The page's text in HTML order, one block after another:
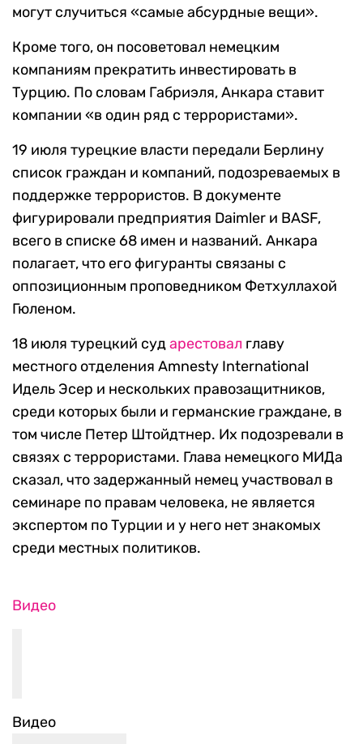
могут случиться «самые абсурдные вещи».
Кроме того, он посоветовал немецким
компаниям прекратить инвестировать в
Турцию. По словам Габриэля, Анкара ставит
компании «в один ряд с террористами».
19 июля турецкие власти передали Берлину
список граждан и компаний, подозреваемых в
поддержке террористов. В документе
фигурировали предприятия Daimler и BASF,
всего в списке 68 имен и названий. Анкара
полагает, что его фигуранты связаны с
оппозиционным проповедником Фетхуллахой
Гюленом.
18 июля турецкий сударестовал главу
местного отделения Amnesty International
Идель Эсер и нескольких правозащитников,
среди которых были и германские граждане, в
том числе Петер Штойдтнер. Их подозревали в
связях с террористами. Глава немецкого МИДа
сказал, что задержанный немец участвовал в
семинаре по правам человека, не является
экспертом по Турции и у него нет знакомых
среди местных политиков.
Видео
Видео